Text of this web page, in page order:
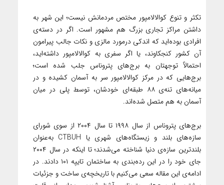
تکثر و تنوع کوالالامپور مختص مردمانش نیست؛ این شهر به
داشتن مراکز تجاری بزرگ هم مشهور است. اگر در دسته‌ی
افرادی بوده‌اید که اندکی درمورد مالزی و نکات جالب پیرامون
آن کشور کنجکاوند، یا اگر سفری به کوالالامپور داشته‌اید،
احتمالاً توجهتان به برج‌های پتروناس جلب شده است؛
برج‌هایی که در مرکز کوالالامپور سر به آسمان کشیده‌ و در
میانه‌‌‌های تنه‌ی ۸۸ طبقه‌ای خودشان، توسط پلی در میان
آسمان به هم متصل شده‌اند.
برج‌های پتروناس از سال ۱۹۹۸ تا سال ۲۰۰۴ از سوی شورای
سازه‌های بلند و زیستگاه‌های شهری یا CTBUH به‌عنوان
بلندترین سازه‌ی دنیا شناخته می‌شدند؛ تا اینکه در سال ۲۰۰۴
جای خود را در این رده‌بندی به ساختمان تایپه ۱۰۱ دادند. در
ادامه‌ی این مقاله سعی می‌کنیم با تاریخچه‌ی ساخت و جزئیات